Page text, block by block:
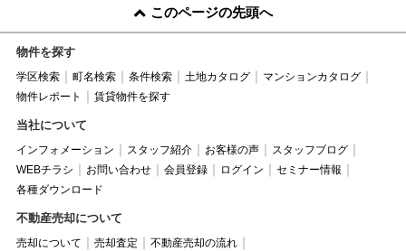
このページの先頭へ
物件を探す
学区検索 町名検索 条件検索 土地カタログ
マンションカタログ
物件レポート
賃貸物件を探す
当社について
インフォメーション スタッフ紹介 お客様の声
スタッフブログ
WEBチラシ
お問い合わせ 会員登録 ログイン
セミナー情報
各種ダウンロード
不動産売却について
売却について 売却査定
不動産売却の流れ